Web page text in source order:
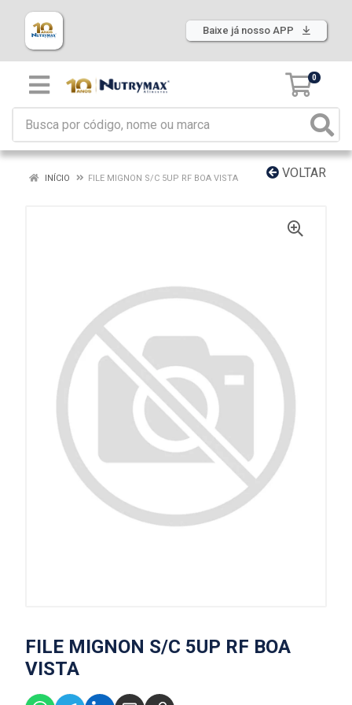
Baixe já nosso APP
0
VOLTAR
INÍCIO FILE MIGNON S/C 5UP RF BOA VISTA
FILE MIGNON S/C 5UP RF BOA
VISTA